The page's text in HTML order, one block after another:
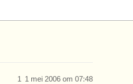
1 mei 2006 om 07:48
1